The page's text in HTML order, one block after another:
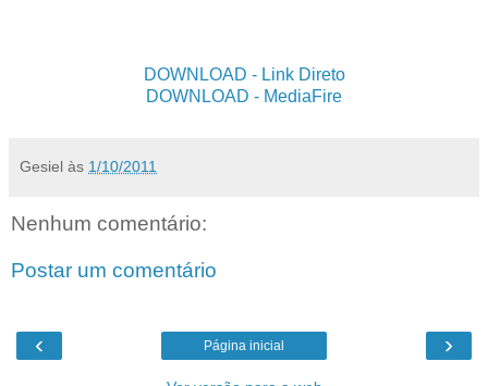
DOWNLOAD - Link Direto
DOWNLOAD - MediaFire
Gesiel às 1/10/2011
Nenhum comentário:
Postar um comentário
‹ ›
Página inicial